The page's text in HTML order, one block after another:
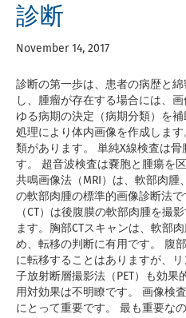
診断
November 14, 2017
診断の第一歩は、患者の病歴と
し、腫瘤が存在する場合には、
ゆる病期の決定（病期分類）を
処理により体内画像を作成しま
類があります。 単純X線検査は
す。 超音波検査は嚢胞と腫瘍を
共鳴画像法（MRI）は、軟部肉
の軟部肉腫の標準的画像診断法
（CT）は後腹膜の軟部肉腫を撮
ます。胸部CTスキャンは、軟部
め、転移の判断に有用です。 腹
に転移することはありますが、
子放射断層撮影法（PET）も効
用対効果は不明瞭です。 画像検
にとって重要です。 最も重要な